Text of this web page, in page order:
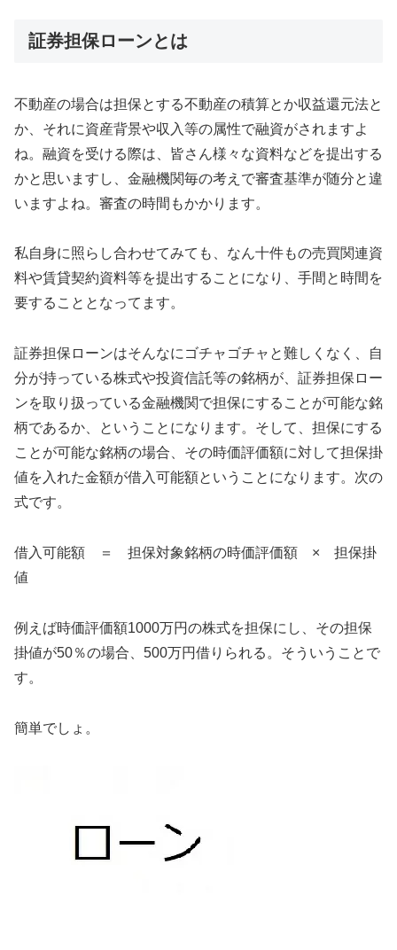
証券担保ローンとは
不動産の場合は担保とする不動産の積算とか収益還元法と
か、それに資産背景や収入等の属性で融資がされますよ
ね。融資を受ける際は、皆さん様々な資料などを提出する
かと思いますし、金融機関毎の考えで審査基準が随分と違
いますよね。審査の時間もかかります。
私自身に照らし合わせてみても、なん十件もの売買関連資
料や賃貸契約資料等を提出することになり、手間と時間を
要することとなってます。
証券担保ローンはそんなにゴチャゴチャと難しくなく、自
分が持っている株式や投資信託等の銘柄が、証券担保ロー
ンを取り扱っている金融機関で担保にすることが可能な銘
柄であるか、ということになります。そして、担保にする
ことが可能な銘柄の場合、その時価評価額に対して担保掛
値を入れた金額が借入可能額ということになります。次の
式です。
借入可能額 ＝ 担保対象銘柄の時価評価額 × 担保掛
値
例えば時価評価額1000万円の株式を担保にし、その担保
掛値が50％の場合、500万円借りられる。そういうことで
す。
簡単でしょ。